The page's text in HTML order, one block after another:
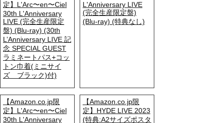
定】L'Arc〜en〜Ciel
30th L'Anniversary
LIVE (完全生産限定
盤) (Blu-ray) (30th
L’Anniversary LIVE 記
念 SPECIAL GUEST
ラミネートパス+コッ
トン巾着(ミニサイ
ズ ブラック)付)
L'Anniversary LIVE
(完全生産限定盤)
(Blu-ray) (特典なし)
【Amazon.co.jp限
定】L'Arc〜en〜Ciel
30th L'Anniversary
【Amazon.co.jp限
定】HYDE LIVE 2023
(特典:A2サイズポスタ